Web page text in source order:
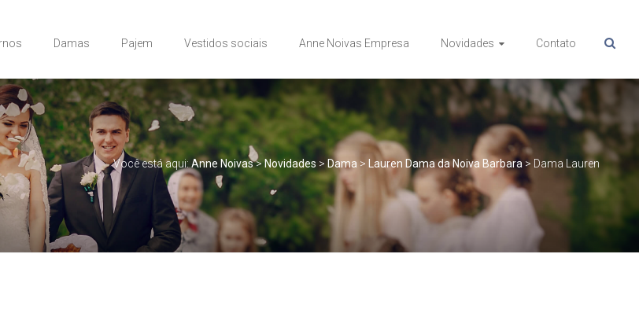
Damas Pajem Vestidos sociais Anne Noivas Empresa Novidades Contato
Você está aqui: Anne Noivas>Novidades > Dama > Lauren Dama da Noiva Barbara> Dama Lauren